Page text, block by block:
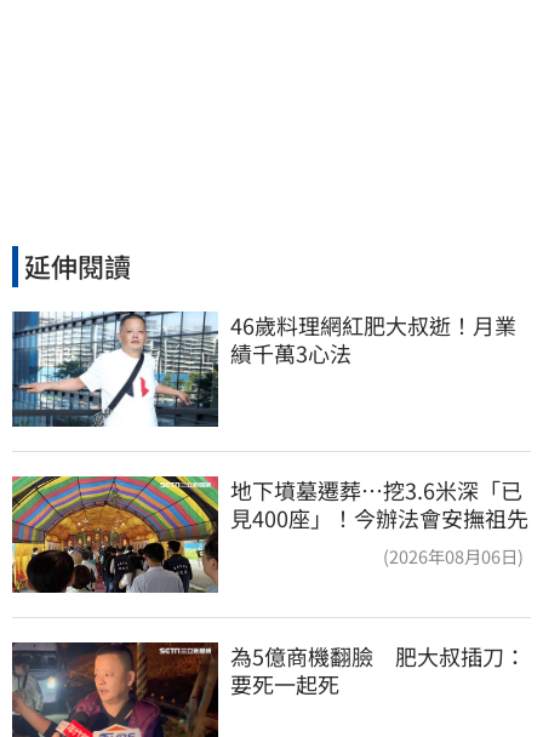
延伸閱讀
46歲料理網紅肥大叔逝！月業
績千萬3心法
地下墳墓遷葬…挖3.6米深「已
見400座」！今辦法會安撫祖先
(2026年08月06日)
為5億商機翻臉　肥大叔插刀：
要死一起死